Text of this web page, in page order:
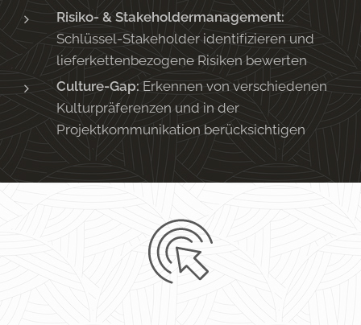
Risiko- & Stakeholdermanagement:
Schlüssel-Stakeholder identifizieren und
lieferkettenbezogene Risiken bewerten
Culture-Gap:Erkennen von verschiedenen
Kulturpräferenzen und in der
Projektkommunikation berücksichtigen